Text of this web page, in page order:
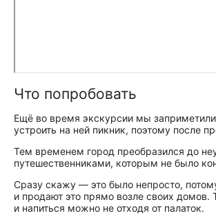
Что попробовать
Ещё во время экскурсии мы
устроить на ней пикник, поэтому после
Тем временем город преобразился до
путешественниками, которым не было
Сразу скажу — это было непросто,
и продают это прямо возле своих домов.
и напиться можно не отходя от палаток.